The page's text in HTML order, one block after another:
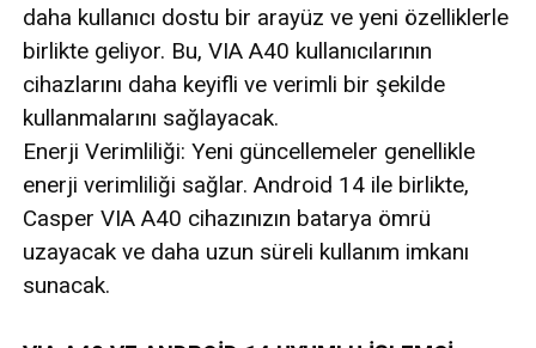
daha kullanıcı dostu bir arayüz ve yeni özelliklerle
birlikte geliyor. Bu, VIA A40 kullanıcılarının
cihazlarını daha keyifli ve verimli bir şekilde
kullanmalarını sağlayacak.
Enerji Verimliliği: Yeni güncellemeler genellikle
enerji verimliliği sağlar. Android 14 ile birlikte,
Casper VIA A40 cihazınızın batarya ömrü
uzayacak ve daha uzun süreli kullanım imkanı
sunacak.